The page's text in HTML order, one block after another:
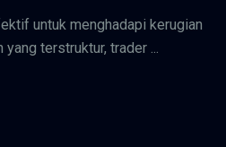
untuk menghadapi kerugian
terstruktur, trader ...